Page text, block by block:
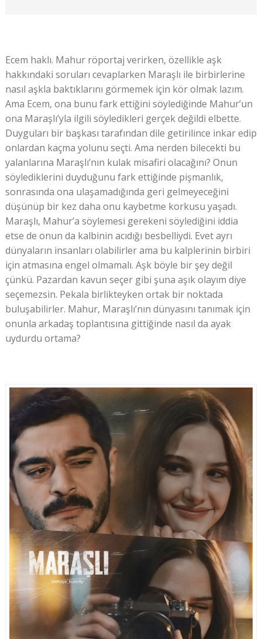
Ecem haklı. Mahur röportaj verirken, özellikle aşk
hakkındaki soruları cevaplarken Maraşlı ile birbirlerine
nasıl aşkla baktıklarını görmemek için kör olmak lazım.
Ama Ecem, ona bunu fark ettiğini söylediğinde Mahur’un
ona Maraşlı’yla ilgili söyledikleri gerçek değildi elbette.
Duyguları bir başkası tarafından dile getirilince inkar edip
onlardan kaçma yolunu seçti. Ama nerden bilecekti bu
yalanlarına Maraşlı’nın kulak misafiri olacağını? Onun
söylediklerini duyduğunu fark ettiğinde pişmanlık,
sonrasında ona ulaşamadığında geri gelmeyeceğini
düşünüp bir kez daha onu kaybetme korkusu yaşadı.
Maraşlı, Mahur’a söylemesi gerekeni söylediğini iddia
etse de onun da kalbinin acıdığı besbelliydi. Evet ayrı
dünyaların insanları olabilirler ama bu kalplerinin birbiri
için atmasına engel olmamalı. Aşk böyle bir şey değil
çünkü. Pazardan kavun seçer gibi şuna aşık olayım diye
seçemezsin. Pekala birlikteyken ortak bir noktada
buluşabilirler. Mahur, Maraşlı’nın dünyasını tanımak için
onunla arkadaş toplantısına gittiğinde nasıl da ayak
uydurdu ortama?